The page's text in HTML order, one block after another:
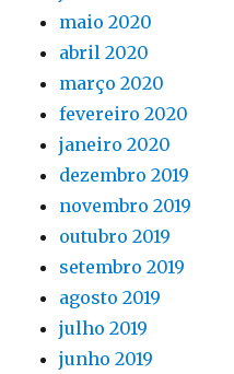
maio 2020
abril 2020
março 2020
fevereiro 2020
janeiro 2020
dezembro 2019
novembro 2019
outubro 2019
setembro 2019
agosto 2019
julho 2019
junho 2019